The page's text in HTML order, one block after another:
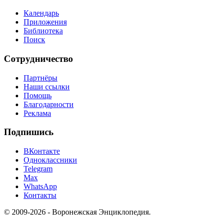
Календарь
Приложения
Библиотека
Поиск
Сотрудничество
Партнёры
Наши ссылки
Помощь
Благодарности
Реклама
Подпишись
ВКонтакте
Одноклассники
Telegram
Max
WhatsApp
Контакты
© 2009-2026 - Воронежская Энциклопедия.